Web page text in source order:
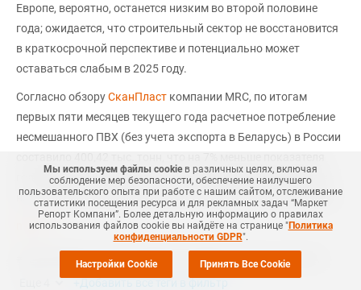
Европе, вероятно, останется низким во второй половине
года; ожидается, что строительный сектор не восстановится
в краткосрочной перспективе и потенциально может
оставаться слабым в 2025 году.
Согласно обзоруСканПласт компании MRC, по итогам
первых пяти месяцев текущего года расчетное потребление
несмешанного ПВХ (без учета экспорта в Беларусь) в России
годом ранее. Потребность в суспензионном ПВХ снизилась
на 7%, спрос на эмульсию остался на уровне прошлого года.
mrc.ru
НЕФТЕХИМИЯ #ПВХ-С #ЕВРОПА НОВОСТЬ #ПВХ #КАУСТИК
Мы используем файлы cookieв различных целях, включая
соблюдение мер безопасности, обеспечение наилучшего
пользовательского опыта при работе с нашим сайтом, отслеживание
статистики посещения ресурса и для рекламных задач “Маркет
Репорт Компани”. Более детальную информацию о правилах
использования файлов cookie вы найдёте на странице "Политика
конфиденциальности GDPR".
Настройки Cookie Принять Все Cookie